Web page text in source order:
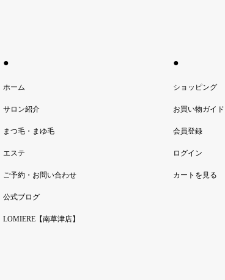
●
ホーム
サロン紹介
まつ毛・まゆ毛
エステ
ご予約・お問い合わせ
公式ブログ
LOMIERE【南草津店】
●
ショッピング
お買い物ガイド
会員登録
ログイン
カートを見る